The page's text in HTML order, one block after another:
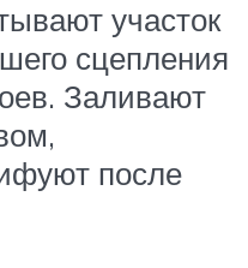
участок
сцепления
Заливают
после